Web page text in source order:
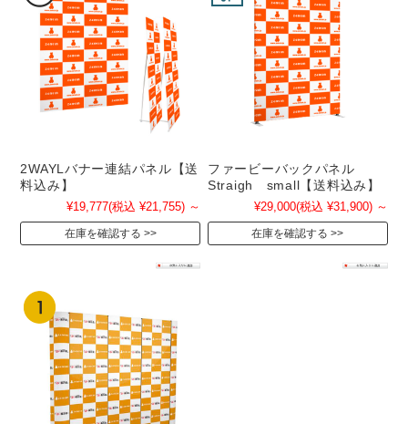
2WAYLバナー連結パネル【送
料込み】
¥19,777(税込 ¥21,755) ～
在庫を確認する
ファービーバックパネル
Straigh small【送料込み】
¥29,000(税込 ¥31,900) ～
在庫を確認する